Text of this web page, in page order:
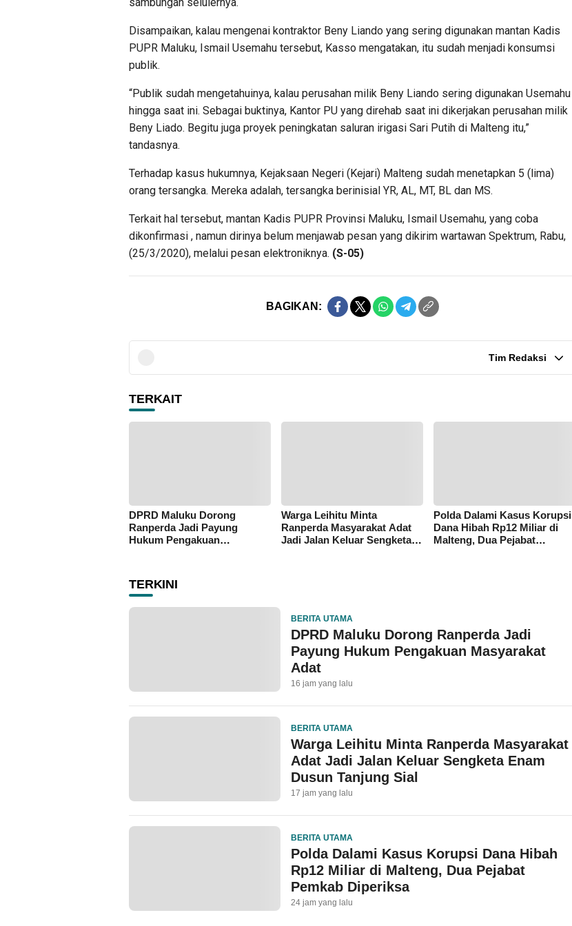
Disampaikan, kalau mengenai kontraktor Beny Liando yang sering digunakan mantan Kadis
PUPR Maluku, Ismail Usemahu tersebut, Kasso mengatakan, itu sudah menjadi konsumsi
publik.
“Publik sudah mengetahuinya, kalau perusahan milik Beny Liando sering digunakan Usemahu
hingga saat ini. Sebagai buktinya, Kantor PU yang direhab saat ini dikerjakan perusahan milik
Beny Liado. Begitu juga proyek peningkatan saluran irigasi Sari Putih di Malteng itu,”
tandasnya.
Terhadap kasus hukumnya, Kejaksaan Negeri (Kejari) Malteng sudah menetapkan 5 (lima)
orang tersangka. Mereka adalah, tersangka berinisial YR, AL, MT, BL dan MS.
Terkait hal tersebut, mantan Kadis PUPR Provinsi Maluku, Ismail Usemahu, yang coba
dikonfirmasi , namun dirinya belum menjawab pesan yang dikirim wartawan Spektrum, Rabu,
(25/3/2020), melalui pesan elektroniknya. (S-05)
BAGIKAN:
Tim Redaksi
TERKAIT
DPRD Maluku Dorong
Ranperda Jadi Payung
Hukum Pengakuan
Warga Leihitu Minta
Ranperda Masyarakat Adat
Jadi Jalan Keluar Sengketa
Polda Dalami Kasus Korupsi
Dana Hibah Rp12 Miliar di
Malteng, Dua Pejabat
TERKINI
BERITA UTAMA
DPRD Maluku Dorong Ranperda Jadi
Payung Hukum Pengakuan Masyarakat
Adat
16 jam yang lalu
BERITA UTAMA
Warga Leihitu Minta Ranperda Masyarakat
Adat Jadi Jalan Keluar Sengketa Enam
Dusun Tanjung Sial
17 jam yang lalu
BERITA UTAMA
Polda Dalami Kasus Korupsi Dana Hibah
Rp12 Miliar di Malteng, Dua Pejabat
Pemkab Diperiksa
24 jam yang lalu